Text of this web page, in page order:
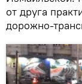
от друга
дорожно-